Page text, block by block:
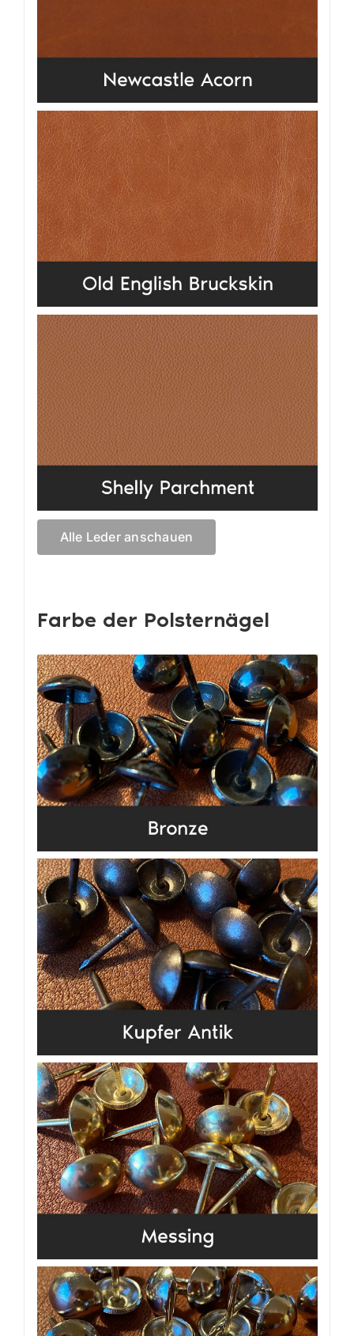
Alle Leder anschauen
Farbe der Polsternägel